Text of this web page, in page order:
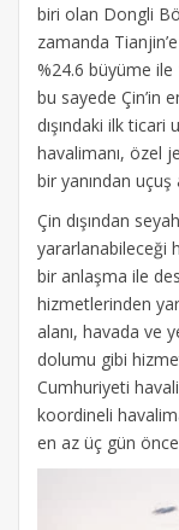
biri olan Dongli
zamanda
%24.6 büyüme ile
bu sayede Çin’in
dışındaki ilk ticari
havalimanı, özel
bir yanından uçuş
Çin dışından
yararlanabileceği
bir anlaşma ile
hizmetlerinden
alanı, havada ve
dolumu gibi
Cumhuriyeti
koordineli
en az üç gün